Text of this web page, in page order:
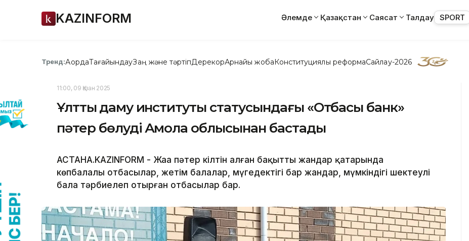
KAZINFORM Әлемде Қазақстан Саясат Талдау SPORT
Тренд:АқордаТағайындауЗаң және тәртіпДерекқорАрнайы жобаКонституциялық реформаСайлау-2026
11:00, 09 Қазан 2025
Ұлттық даму институты статусындағы «Отбасы банк»
пәтер бөлуді Ақмола облысынан бастады
АСТАНА.KAZINFORM - Жаңа пәтер кілтін алған бақытты жандар қатарында
көпбалалы отбасылар, жетім балалар, мүгедектігі бар жандар, мүмкіндігі шектеулі
бала тәрбиелеп отырған отбасылар бар.